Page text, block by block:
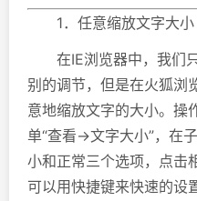
1．任意缩放文字大小
在IE浏览器中，我们只
别的调节，但是在火狐浏
意地缩放文字的大小。操
单“查看→文字大小”，在
小和正常三个选项，点击
可以用快捷键来快速的设